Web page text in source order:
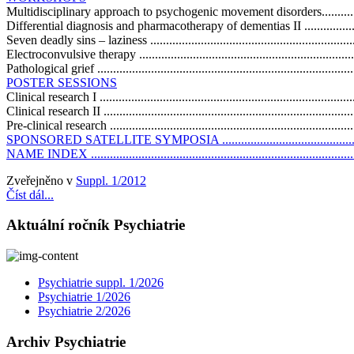
Multidisciplinary approach to psychogenic movement
Differential diagnosis and pharmacotherapy of dementias II
Seven deadly sins – laziness
Electroconvulsive therapy
Pathological grief
POSTER SESSIONS
Clinical research I
Clinical research II
Pre-clinical research
SPONSORED SATELLITE SYMPOSIA
NAME INDEX
Zveřejněno v Suppl. 1/2012
Číst dál...
Aktuální ročník Psychiatrie
Psychiatrie suppl. 1/2026
Psychiatrie 1/2026
Psychiatrie 2/2026
Archiv Psychiatrie